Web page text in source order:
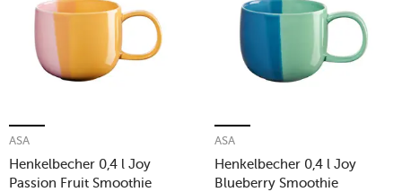
Henkelbecher 0,4 l Joy
Passion Fruit Smoothie
ASA
Henkelbecher 0,4 l Joy
Blueberry Smoothie
ASA